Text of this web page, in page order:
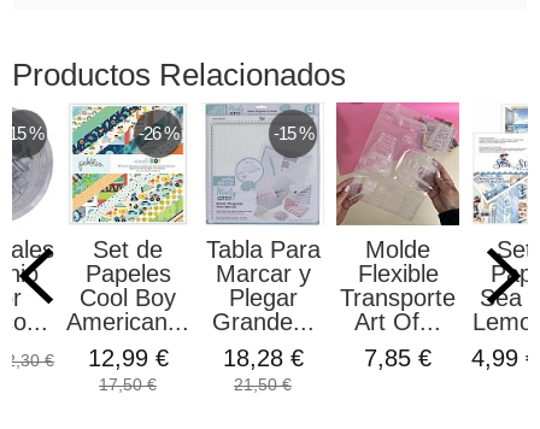
Productos Relacionados
-15 %
2,30 €
-26 %
Set de
Papeles
Cool Boy
American...
12,99 €
17,50 €
-15 %
Tabla Para
Marcar y
Plegar
Grande...
18,28 €
21,50 €
Molde
Flexible
Transporte
Art Of...
7,85 €
Set
Sea
4,99